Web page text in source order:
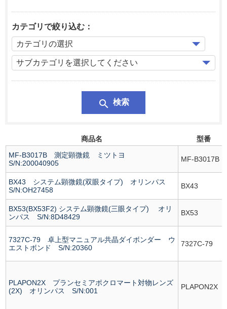
カテゴリで絞り込む：
search 検索
商品名
型番
MF-B3017B 測定顕微鏡 ミツトヨ
S/N:200040905
MF-B3017B
BX43 システム顕微鏡(双眼タイプ) オリンパス
S/N:OH27458
BX43
BX53(BX53F2) システム顕微鏡(三眼タイプ) オリ
ンパス S/N:8D48429
BX53
7327C-79 卓上型マニュアル共晶ダイボンダー ウ
エストボンド S/N:20360
7327C-79
PLAPON2X プランセミアポクロマート対物レンズ
(2X) オリンパス S/N:001
PLAPON2X